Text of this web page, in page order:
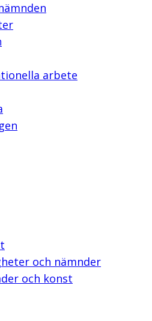
arbete
och nämnder
och konst